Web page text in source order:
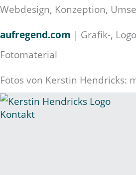
Webdesign, Konzeption,
aufregend.com | Grafik-,
Fotomaterial
Fotos von Kerstin
Kontakt